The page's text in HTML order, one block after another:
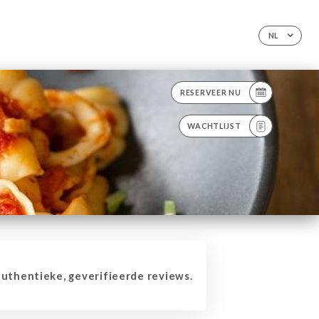
NL
RESERVEER NU
WACHTLIJST
geverifieerde reviews.